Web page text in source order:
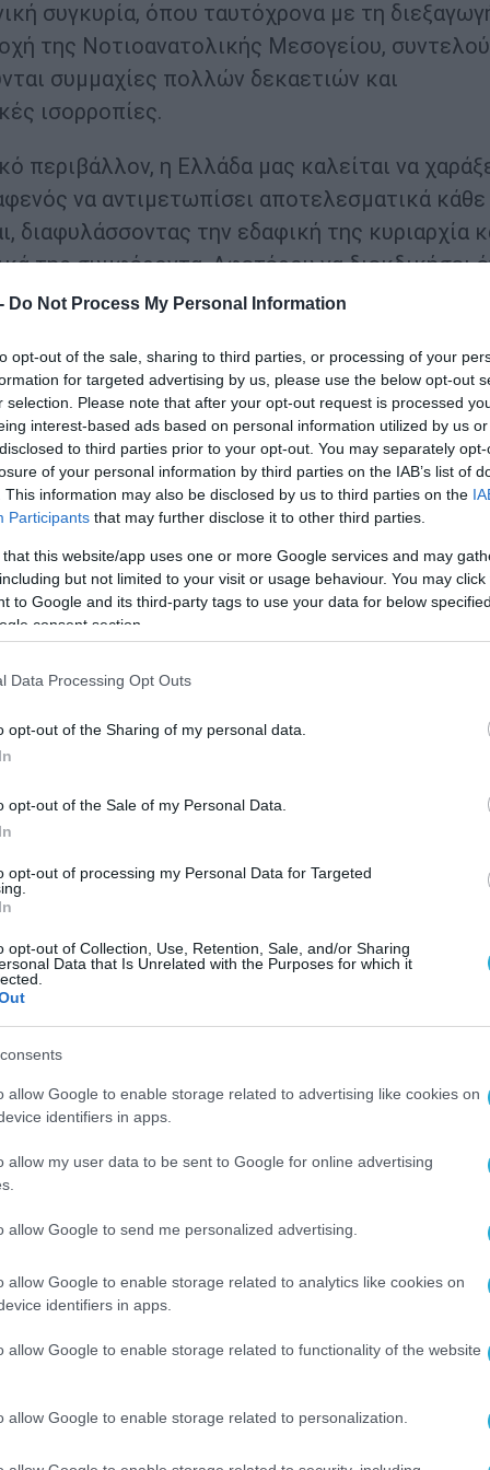
Do Not Process My Personal Information
opt-out of the sale, sharing to third parties, or processing of your
for targeted advertising by us, please use the below opt-out
selection. Please note that after your opt-out request is processed
interest-based ads based on personal information utilized by us
to third parties prior to your opt-out. You may separately
of your personal information by third parties on the IAB’s list of
This information may also be disclosed by us to third parties on the
Participants that may further disclose it to other third parties.
that this website/app uses one or more Google services and may
but not limited to your visit or usage behaviour. You may
to Google and its third-party tags to use your data for below
consent section.
Data Processing Opt Outs
opt-out of the Sharing of my personal data.
opt-out of the Sale of my Personal Data.
opt-out of processing my Personal Data for Targeted
opt-out of Collection, Use, Retention, Sale, and/or Sharing
Data that Is Unrelated with the Purposes for which it
allow Google to enable storage related to advertising like cookies on
identifiers in apps.
allow my user data to be sent to Google for online advertising
allow Google to send me personalized advertising.
allow Google to enable storage related to analytics like cookies on
identifiers in apps.
allow Google to enable storage related to functionality of the website
allow Google to enable storage related to personalization.
συγκυρία, όπου ταυτόχρονα με τη
της Νοτιοανατολικής Μεσογείου,
συμμαχίες πολλών δεκαετιών και
ισορροπίες.
περιβάλλον, η Ελλάδα μας καλείται να
να αντιμετωπίσει αποτελεσματικά κάθε
την εδαφική της κυριαρχία
της συμφέροντα. Αφετέρου να διεκδικήσει
και να μπορέσει να συνεχίσει
και μεταρρυθμίσεις στο παραγωγικό της
μας. Αυτός είναι ο μόνος σίγουρος και
επόμενα χρόνια ταχύτερα.
επενδύσεις σε παραγωγικούς κλάδους
της νέας γενιάς, να ενισχύσουμε το
ακόμα καλύτερα αποτελέσματα και το
της χώρας. Γιατί καμία, μα καμία
στον κάθε πολίτη της πατρίδας μας. Κυρίες
και η θέση της Ελλάδας είναι ισχυρότερη σε
δεν πρέπει να εφησυχάζουμε. Βλέπουμε τις
παράγοντες και καταστάσεις, όπως ο
τέσσερα χρόνια, αλλά και η πρόσφατη
ακόμα περισσότερες στα επόμενα χρόνια
Γι’ αυτό είμαστε υποχρεωμένοι να μην
και να προσαρμοζόμαστε
σχέδιο, με συγκεκριμένο όραμα, ώστε να
ευκαιρίες. Η αποτελεσματική αντιμετώπιση
στηρίζεται σε ένα αργό και
ένα νέο μοντέλο λειτουργίας, πιο
σπάταλο και το κυριότερο, πιο
μοντέλο διακυβέρνησης που θα
σχεδιασμού και υλοποίησης κρίσιμων
του ίδιου του πολίτη.
επιτυχία σε προηγμένες ευρωπαϊκές
αποδεικνύονται αποδοτικές, όταν
τα προβλήματα που καλούνται να
η ανάγκη, δίπλα στον απλό πολίτη. Η
οικονομία της τα τελευταία χρόνια,
και της παραγωγικότητας.